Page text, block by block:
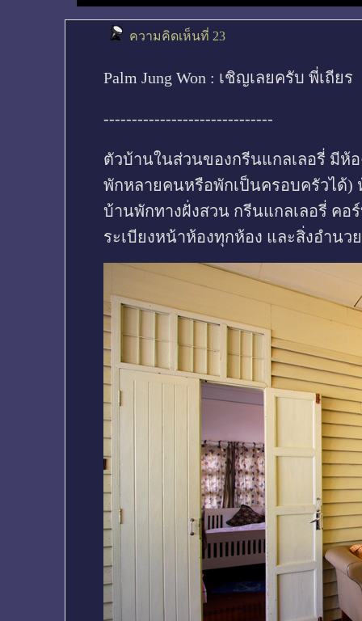
ความคิดเห็นที่ 23
Palm Jung Won : เชิญเลยครับ พี่เถียร
------------------------------
ตัวบ้านในส่วนของกรีนแกลเลอรี่ มีห้
พักหลายคนหรือพักเป็นครอบครัวได้)
บ้านพักทางฝั่งสวน กรีนแกลเลอรี่ คอ
ระเบียงหน้าห้องทุกห้อง และสิ่งอำน